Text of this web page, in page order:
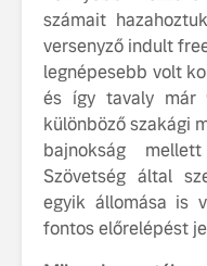
számait
versenyző indult
legnépesebb volt
és így tavaly már
különböző szakági
bajnokság
Szövetség által
egyik állomása is
fontos előrelépést
Volvo